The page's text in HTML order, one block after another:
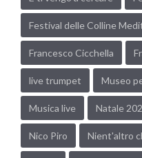
Festival delle Colline
Francesco Cicchella
live trumpet Museo
Musica live Natale
Nico Piro Nient'altro